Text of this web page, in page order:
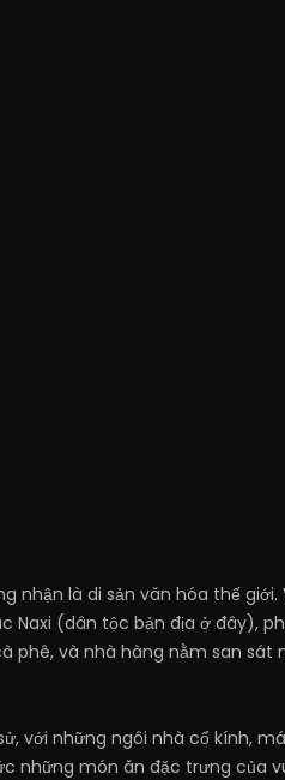
nhận là di sản văn hóa thế
Naxi (dân tộc bản địa ở đây),
phê, và nhà hàng nằm san sát
với những ngôi nhà cổ kính,
những món ăn đặc trưng của